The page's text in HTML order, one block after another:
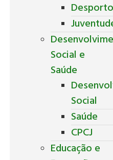
Social e
Saúde
Social
Saúde
CPCJ
Educação e